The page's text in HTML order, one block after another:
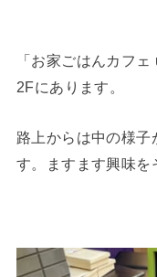
「お家ごはんカフ
2Fにあります。
路上からは中の様
す。ますます興味を